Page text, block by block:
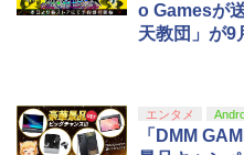
o Gamesが
天教団」が9
エンタメ
「DMM